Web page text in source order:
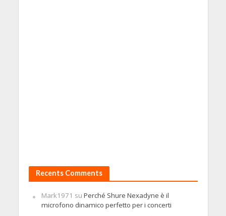
Recents Comments
Mark1971 su Perché Shure Nexadyne è il
microfono dinamico perfetto per i concerti